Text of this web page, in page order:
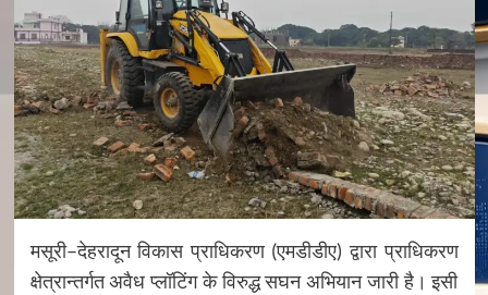
मसूरी–देहरादून विकास प्राधिकरण (एमडीडीए) द्वारा प्राधिकरण
क्षेत्रान्तर्गत अवैध प्लॉटिंग के विरुद्ध सघन अभियान जारी है। इसी